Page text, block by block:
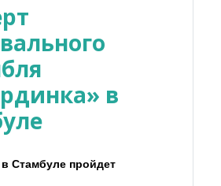
в
в Стамбуле пройдет